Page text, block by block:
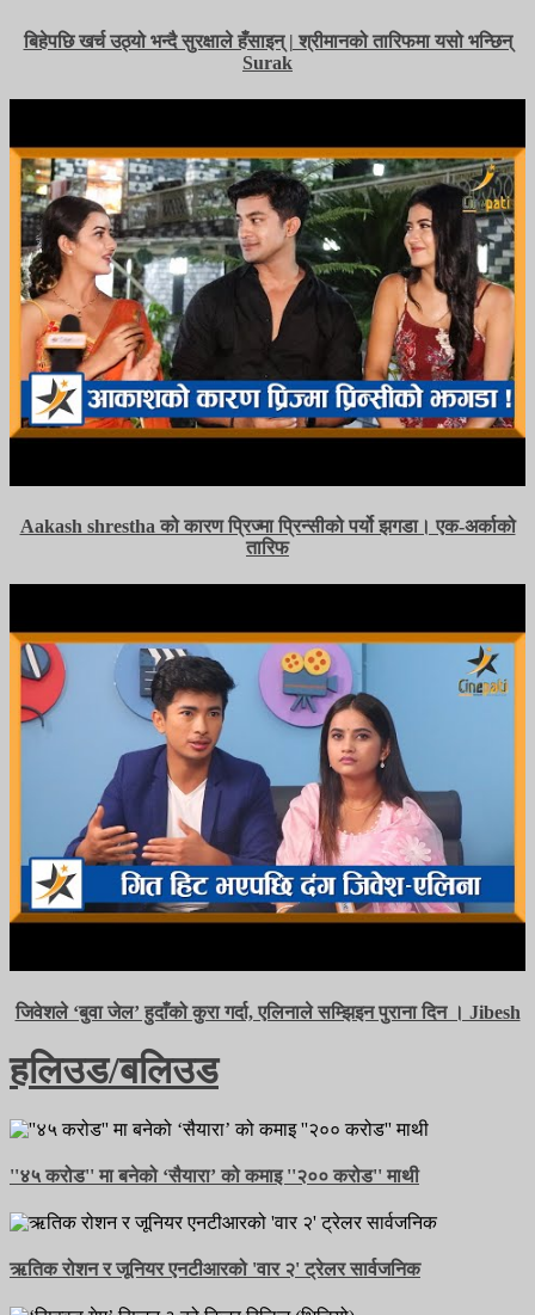
बिहेपछि खर्च उठ्यो भन्दै सुरक्षाले हँसाइन् | श्रीमानको तारिफमा यसो भन्छिन्
Surak
Aakash shrestha को कारण प्रिज्मा प्रिन्सीको पर्यो झगडा। एक-अर्काको
तारिफ
जिवेशले ‘बुवा जेल’ हुदाँको कुरा गर्दा, एलिनाले सम्झिइन पुराना दिन । Jibesh
हलिउड/बलिउड
''४५ करोड'' मा बनेको ‘सैयारा’ को कमाइ ''२०० करोड'' माथी
ऋतिक रोशन र जूनियर एनटीआरको 'वार २' ट्रेलर सार्वजनिक